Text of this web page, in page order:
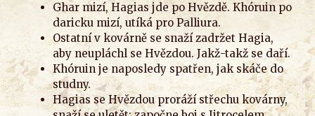
Ghar mizí, Hagias jde po Hvězdě. Khóruin po
daricku mizí, utíká pro Palliura.
Ostatní v kovárně se snaží zadržet Hagia,
aby neupláchl se Hvězdou. Jakž-takž se daří.
Khóruin je naposledy spatřen, jak skáče do
studny.
Hagias se Hvězdou proráží střechu kovárny,